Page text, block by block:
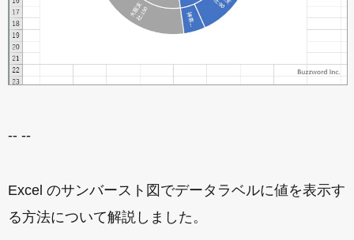
-- --
Excel のサンバースト図でデータラベルに値を表示す
る方法について解説しました。